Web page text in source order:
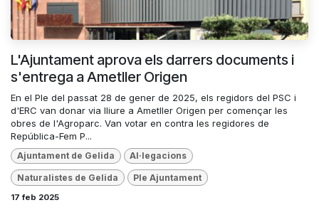
L'Ajuntament aprova els darrers documents i
s'entrega a Ametller Origen
En el Ple del passat 28 de gener de 2025, els regidors del PSC i
d'ERC van donar via lliure a Ametller Origen per començar les
obres de l'Agroparc. Van votar en contra les regidores de
República-Fem P...
Ajuntament de Gelida Al·legacions
Naturalistes de Gelida Ple Ajuntament
17 feb 2025